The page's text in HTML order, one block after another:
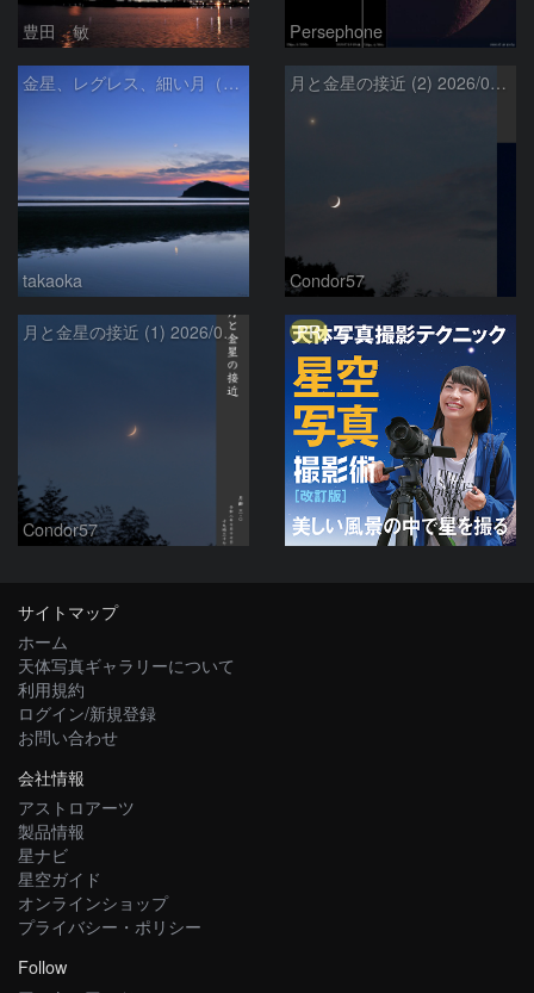
豊田 敏 Persephone
金星、レグレス、細い月（７月１６日）
takaoka
月と金星の接近 (2) 2026/07/17
Condor57
月と金星の接近 (1) 2026/07/17
Condor57
PR
サイトマップ
ホーム
天体写真ギャラリーについて
利用規約
ログイン/新規登録
お問い合わせ
会社情報
アストロアーツ
製品情報
星ナビ
星空ガイド
オンラインショップ
プライバシー・ポリシー
Follow